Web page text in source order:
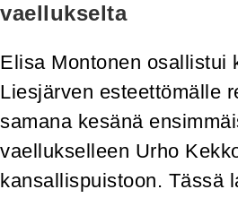
vaellukselta
Elisa Montonen osallistui
Liesjärven esteettömälle
samana kesänä
vaellukselleen Urho
kansallispuistoon. Tässä